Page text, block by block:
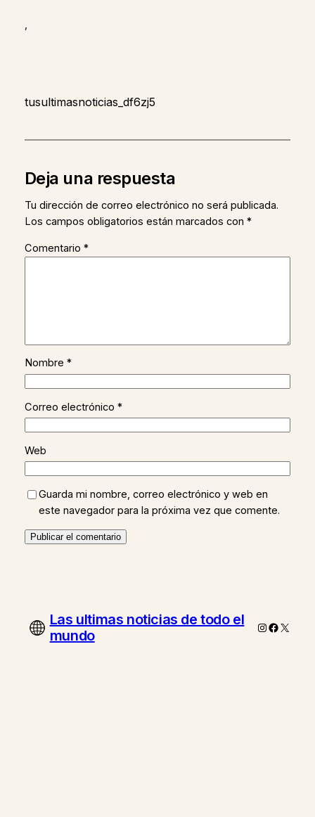
,
tusultimasnoticias_df6zj5
Deja una respuesta
Tu dirección de correo electrónico no será publicada.
Los campos obligatorios están marcados con *
Comentario *
Nombre *
Correo electrónico *
Web
Guarda mi nombre, correo electrónico y web en
este navegador para la próxima vez que comente.
Las ultimas noticias de todo el
mundo
Instagram
X